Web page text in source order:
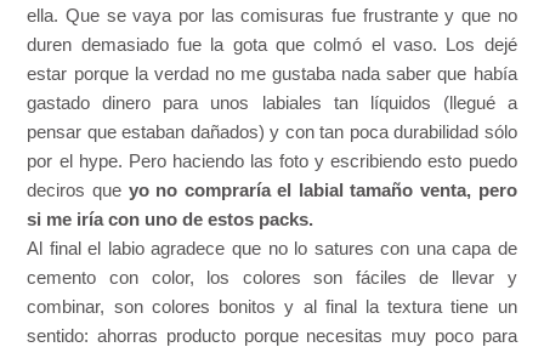
ella. Que se vaya por las comisuras fue frustrante y que no
duren demasiado fue la gota que colmó el vaso. Los dejé
estar porque la verdad no me gustaba nada saber que había
gastado dinero para unos labiales tan líquidos (llegué a
pensar que estaban dañados) y con tan poca durabilidad sólo
por el hype. Pero haciendo las foto y escribiendo esto puedo
deciros que yo no compraría el labial tamaño venta, pero
si me iría con uno de estos packs.
Al final el labio agradece que no lo satures con una capa de
cemento con color, los colores son fáciles de llevar y
combinar, son colores bonitos y al final la textura tiene un
sentido: ahorras producto porque necesitas muy poco para